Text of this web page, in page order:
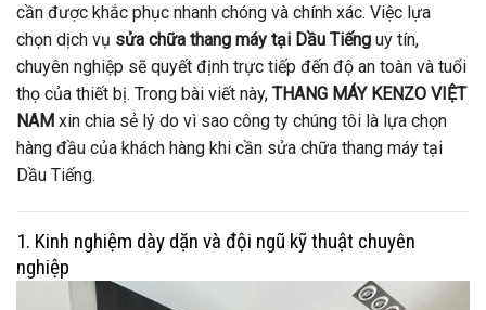
cần được khắc phục nhanh chóng và chính xác. Việc lựa
chọn dịch vụ sửa chữa thang máy tại Dầu Tiếng uy tín,
chuyên nghiệp sẽ quyết định trực tiếp đến độ an toàn và tuổi
thọ của thiết bị. Trong bài viết này, THANG MÁY KENZO VIỆT
NAM xin chia sẻ lý do vì sao công ty chúng tôi là lựa chọn
hàng đầu của khách hàng khi cần sửa chữa thang máy tại
Dầu Tiếng.
1. Kinh nghiệm dày dặn và đội ngũ kỹ thuật chuyên
nghiệp